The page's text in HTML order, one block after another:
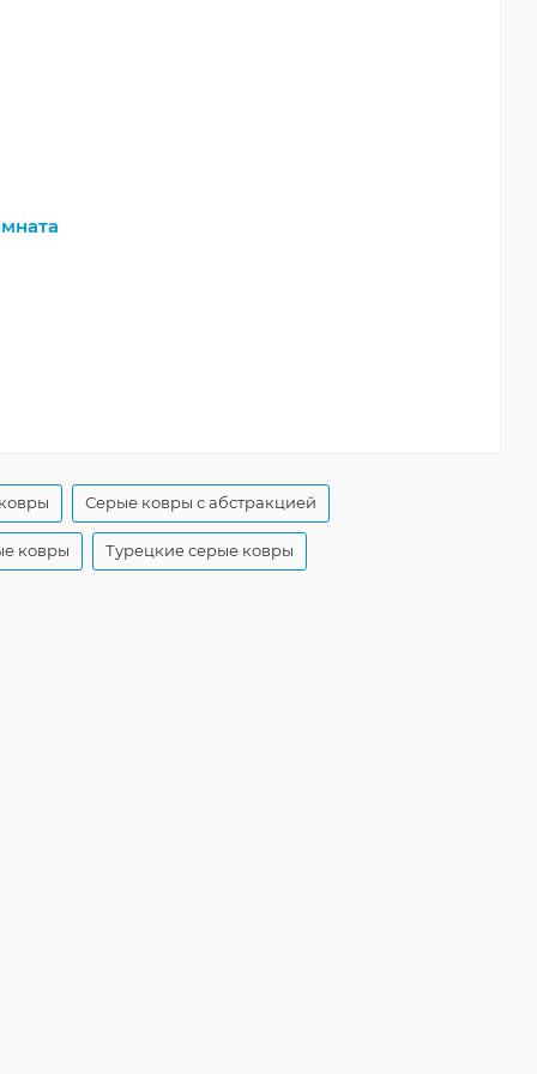
Серые ковры с абстракцией
ковры Турецкие серые ковры